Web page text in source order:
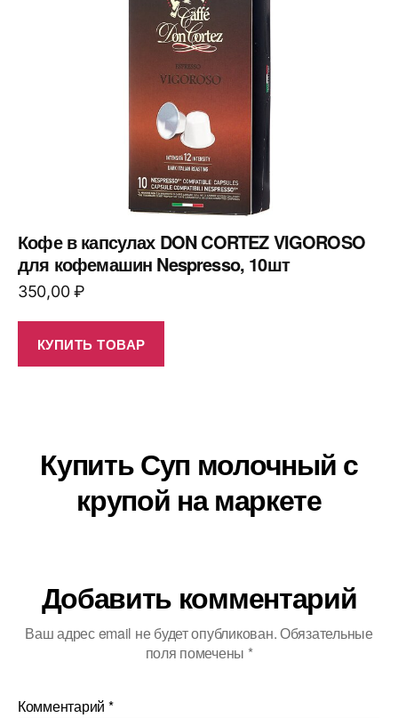
Кофе в капсулах DON CORTEZ VIGOROSO
для кофемашин Nespresso, 10шт
350,00₽
КУПИТЬ ТОВАР
Купить Суп молочный с
крупой на маркете
Добавить комментарий
Ваш адрес email не будет опубликован.Обязательные
поля помечены *
Комментарий *